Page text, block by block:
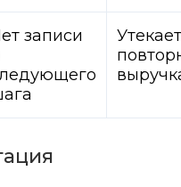
записи
Утекает